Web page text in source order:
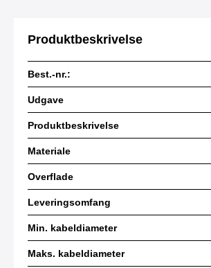
Produktbeskrivelse
Best.-nr.:
Udgave
Produktbeskrivelse
Materiale
Overflade
Leveringsomfang
Min. kabeldiameter
Maks. kabeldiameter